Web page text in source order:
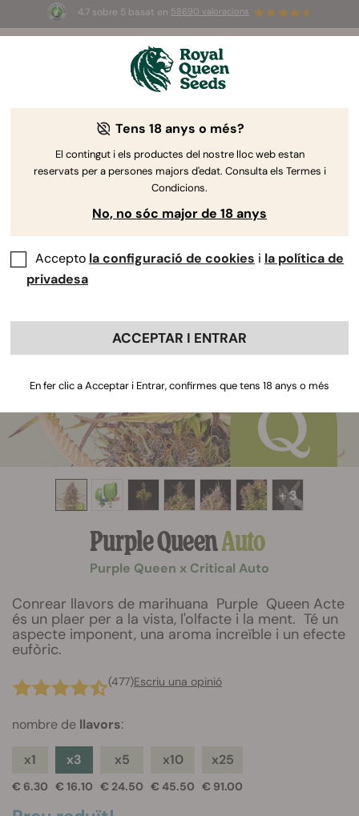
4.7 sobre 5 basat en 58690 valoracions
3 llavors White Widow Auto
+ 3
Purple QueenAuto
Purple Queen x Critical Auto
Conrear llavors de marihuana Purple Queen Acte
és un plaer per a la vista, l'olfacte i la ment. Té un
aspecte imponent, una aroma increïble i un efecte
eufòric.
(477)Escriu una opinió
nombre de llavors:
x1
€ 6.30
x3
€ 16.10
x5
€ 24.50
x10
€ 45.50
x25
€ 91.00
Tens 18 anys o més?
El contingut i els productes del nostre lloc web estan
reservats per a persones majors d'edat. Consulta els Termes i
Condicions.
No, no sóc major de 18 anys
Accepto la configuració de cookies i la política de
privadesa
ACCEPTAR I ENTRAR
En fer clic a Acceptar i Entrar, confirmes que tens 18 anys o més